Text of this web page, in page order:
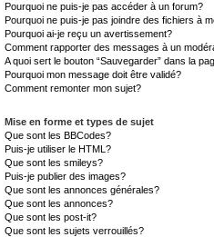
Pourquoi ne puis-je pas accéder à un forum?
Pourquoi ne puis-je pas joindre des fichiers à
Pourquoi ai-je reçu un avertissement?
Comment rapporter des messages à un
A quoi sert le bouton “Sauvegarder” dans la
Pourquoi mon message doit être validé?
Comment remonter mon sujet?
Mise en forme et types de sujet
Que sont les BBCodes?
Puis-je utiliser le HTML?
Que sont les smileys?
Puis-je publier des images?
Que sont les annonces générales?
Que sont les annonces?
Que sont les post-it?
Que sont les sujets verrouillés?